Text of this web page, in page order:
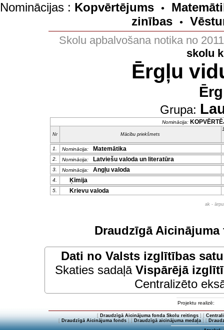
Nominācijas : Kopvērtējums •
zinības
•
Skolu apbalvošana notika no
skolu
Ērgļu
Grupa:
Nominācija:
Nr Mācību priekšmets
1. Nominācija: Matemātika
2. Nominācija: Latviešu valoda un literatūra
3. Nominācija: Angļu valoda
4. Ķīmija
5. Krievu valoda
ak -
Draudzīgā
Dati no Valsts izglītības
Skaties sadaļā Vispārējā
Centralizēto
Projektu realizē:
[ Draudzīgā Aicinājuma fonda Skolu reitings] [
[Draudzīgā Aicinājuma fonds] [Draudzīgā aicinājuma medaļa] [